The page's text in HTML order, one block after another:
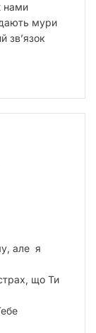
нами
мури
зв’язок
але я
що Ти